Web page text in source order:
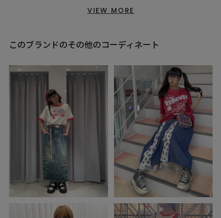
VIEW MORE
このブランドのその他のコーディネート